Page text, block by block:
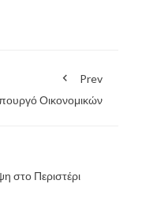
Prev
Οικονομικών
στο Περιστέρι